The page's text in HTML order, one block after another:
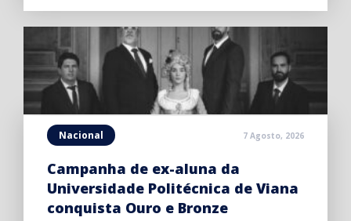
Nacional 7 Agosto, 2026
Campanha de ex-aluna da
Universidade Politécnica de Viana
conquista Ouro e Bronze